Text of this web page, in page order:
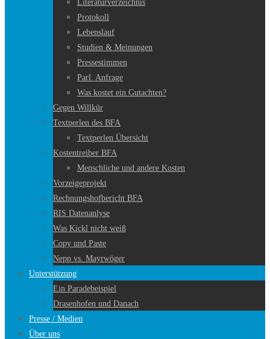
Literaturverzeichnis
Protokoll
Lebenslauf
Studien & Meinungen
Pressestimmen
Parl. Anfrage
Was kostet ein Gutachten?
Gegen Willkür
Textperlen des BFA
Textperlen Übersicht
Kostentreiber BFA
Menschliche und andere Kosten
Vorzeigeprojekt
Rechnungshofbericht BFA
RIS Datenanlyse
Was Kickl nicht weiß
Copy und Paste
Nepp vs. Mayrwöger
Unterstützung
Ein Paradebeispiel
Drasenhofen und Danach
Presse / Medien
Über uns